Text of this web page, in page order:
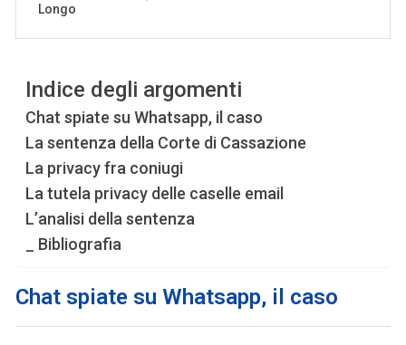
Indice degli argomenti
Chat spiate su Whatsapp, il caso
La sentenza della Corte di Cassazione
La privacy fra coniugi
La tutela privacy delle caselle email
L’analisi della sentenza
_ Bibliografia
Chat spiate su Whatsapp, il caso